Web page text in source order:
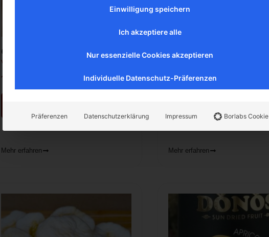
Getrocknete Feige 800g.
Vorrätig
14,00
Mehr erfahren
Getrocknete Pflaumen dunkel
9,00€ inkl. MwSt.
Mehr erfahren
Einwilligung speichern
Ich akzeptiere alle
Nur essenzielle Cookies akzeptieren
Individuelle Datenschutz-Präferenzen
Präferenzen Datenschutzerklärung Impressum Borlabs Cookie